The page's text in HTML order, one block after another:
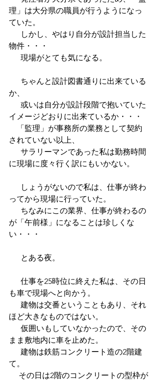
理」は大分県の職員が行うようになっ
ていた。
物件・・・
      現場がとても気になる。
か、
イメージどおりに出来ているか・・・
されていない以上、
に現場に度々行く訳にもいかない。
ってから現場に行っていた。
が「午前様」になることは珍しくな
い・・・
      とある夜。
も車で現場へと向かう。
ほど大きなものではない。
まま敷地内に車を止めた。
て。